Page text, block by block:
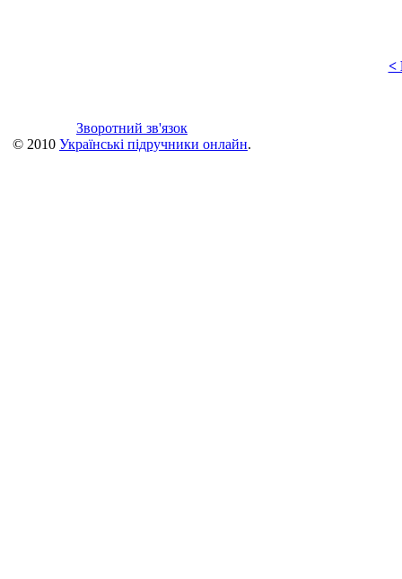
<
Зворотний зв'язок
© 2010 Українські підручники онлайн.